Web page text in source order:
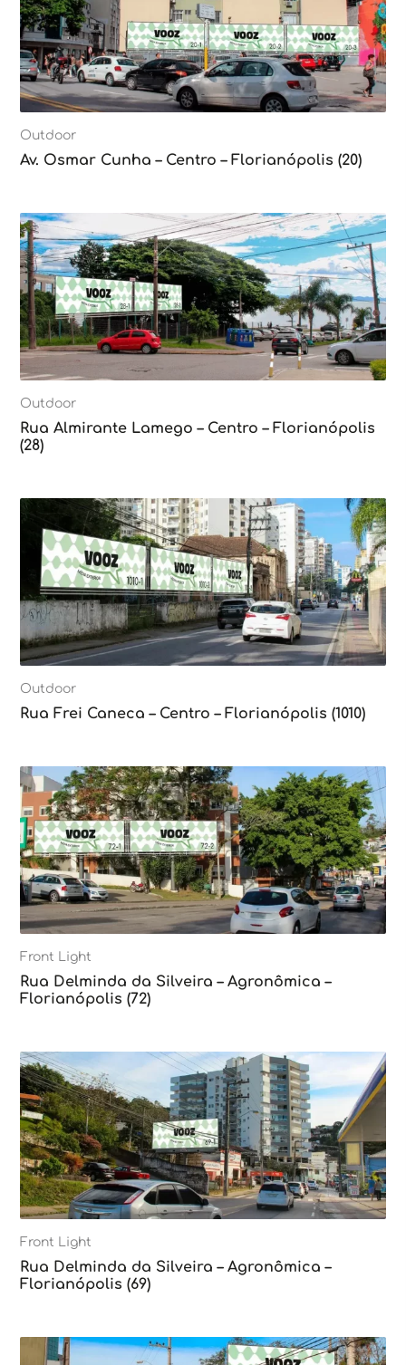
Outdoor
Av. Osmar Cunha – Centro – Florianópolis (20)
Outdoor
Rua Almirante Lamego – Centro – Florianópolis
(28)
Outdoor
Rua Frei Caneca – Centro – Florianópolis (1010)
Front Light
Rua Delminda da Silveira – Agronômica –
Florianópolis (72)
Front Light
Rua Delminda da Silveira – Agronômica –
Florianópolis (69)